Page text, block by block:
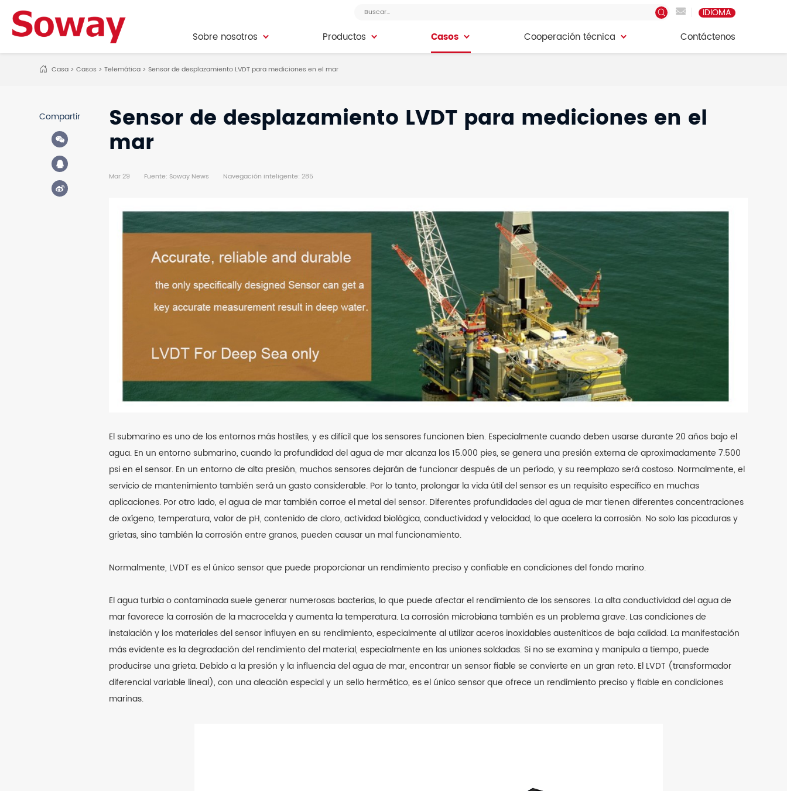
IDIOMA
Sobre nosotros
Productos
Casos
Cooperación técnica
Contáctenos
Casa> Casos > Telemática> Sensor de desplazamiento LVDT para mediciones en el mar
Compartir Sensor de desplazamiento LVDT para mediciones en el
mar
Mar 29 Fuente: Soway News Navegación inteligente: 285
El submarino es uno de los entornos más hostiles, y es difícil que los sensores funcionen bien. Especialmente cuando deben usarse durante 20 años bajo el
agua. En un entorno submarino, cuando la profundidad del agua de mar alcanza los 15.000 pies, se genera una presión externa de aproximadamente 7.500
psi en el sensor. En un entorno de alta presión, muchos sensores dejarán de funcionar después de un período, y su reemplazo será costoso. Normalmente, el
servicio de mantenimiento también será un gasto considerable. Por lo tanto, prolongar la vida útil del sensor es un requisito específico en muchas
aplicaciones. Por otro lado, el agua de mar también corroe el metal del sensor. Diferentes profundidades del agua de mar tienen diferentes concentraciones
de oxígeno, temperatura, valor de pH, contenido de cloro, actividad biológica, conductividad y velocidad, lo que acelera la corrosión. No solo las picaduras y
grietas, sino también la corrosión entre granos, pueden causar un mal funcionamiento.
Normalmente, LVDT es el único sensor que puede proporcionar un rendimiento preciso y confiable en condiciones del fondo marino.
El agua turbia o contaminada suele generar numerosas bacterias, lo que puede afectar el rendimiento de los sensores. La alta conductividad del agua de
mar favorece la corrosión de la macrocelda y aumenta la temperatura. La corrosión microbiana también es un problema grave. Las condiciones de
instalación y los materiales del sensor influyen en su rendimiento, especialmente al utilizar aceros inoxidables austeníticos de baja calidad. La manifestación
más evidente es la degradación del rendimiento del material, especialmente en las uniones soldadas. Si no se examina y manipula a tiempo, puede
producirse una grieta. Debido a la presión y la influencia del agua de mar, encontrar un sensor fiable se convierte en un gran reto. El LVDT (transformador
diferencial variable lineal), con una aleación especial y un sello hermético, es el único sensor que ofrece un rendimiento preciso y fiable en condiciones
marinas.